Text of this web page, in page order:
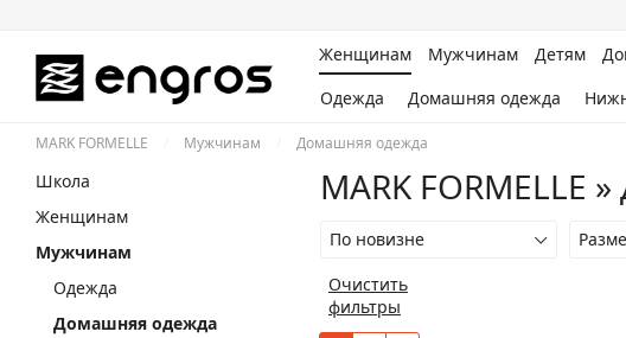
Женщинам Мужчинам Детям
Одежда
Домашняя одежда
MARK FORMELLE Мужчинам Домашняя одежда
Школа
Женщинам
Мужчинам
Одежда
Домашняя одежда
MARK
По новизне
Очистить
фильтры